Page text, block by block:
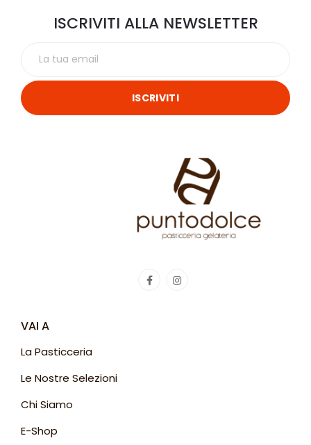
ISCRIVITI ALLA NEWSLETTER
ISCRIVITI
VAI A
La Pasticceria
Le Nostre Selezioni
Chi Siamo
E-Shop